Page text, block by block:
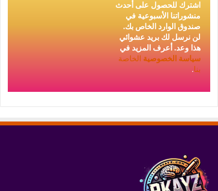
اشترك للحصول على أحدث
منشوراتنا الأسبوعية في
صندوق الوارد الخاص بك.
لن نرسل لك بريد عشوائي
هذا وعد. أعرف المزيد في
سياسة الخصوصية الخاصة
بنا.